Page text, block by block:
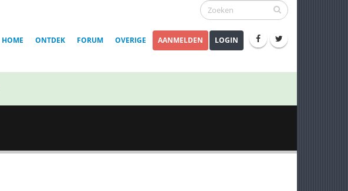
HOME ONTDEK FORUM OVERIGE AANMELDEN LOGIN